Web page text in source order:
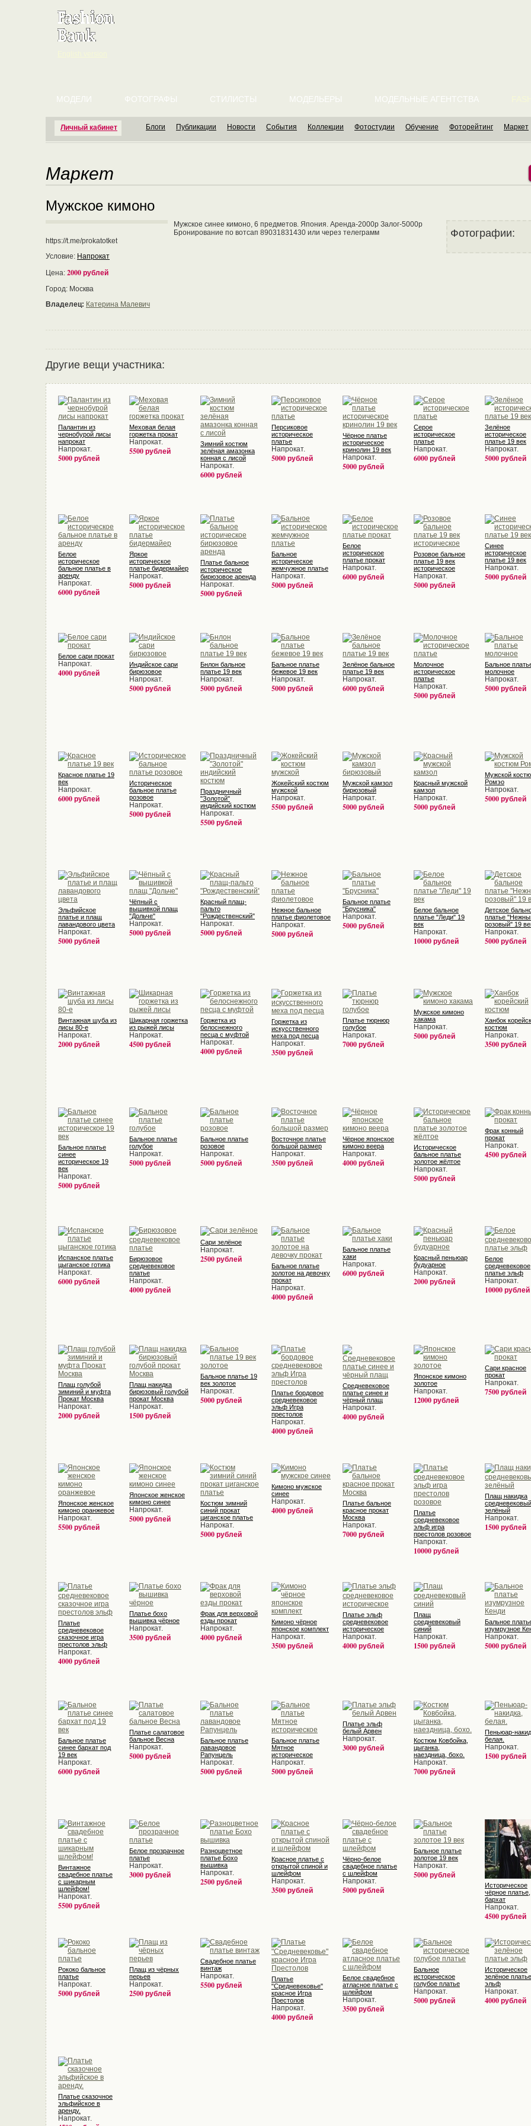
Личный кабинет
МОДЕЛИ ФОТОГРАФЫ СТИЛИСТЫ МОДЕЛЬЕРЫ МОДЕЛЬНЫЕ АГЕНТСТВА
Блоги Публикации Новости События Коллекции Фотостудии Обучение Фоторейтинг Маркет
Маркет
Мужское кимоно
Фотографии:
Мужское синее кимоно, 6 предметов. Япония. Аренда-2000р Залог-5000р
Бронирование по вотсап 89031831430 или через телеграмм
https://t.me/prokatotket
Условие: Напрокат
Цена: 2000 рублей
Город: Москва
Владелец: Катерина Малевич
Другие вещи участника:
Палантин из
чернобурой лисы
напрокат
Напрокат.
5000 рублей
Меховая белая
горжетка прокат
Напрокат.
5500 рублей
Зимний костюм
зелёная амазонка
конная с лисой
Напрокат.
6000 рублей
Персиковое
историческое
платье
Напрокат.
5000 рублей
Чёрное платье
историческое
кринолин 19 век
Напрокат.
5000 рублей
Серое
историческое
платье
Напрокат.
6000 рублей
Зелёное
историческое
платье 19 век
Напрокат.
5000 рублей
Белое
историческое
бальное платье в
аренду
Напрокат.
6000 рублей
Яркое
историческое
платье бидермайер
Напрокат.
5000 рублей
Платье бальное
историческое
бирюзовое аренда
Напрокат.
5000 рублей
Бальное
историческое
жемчужное платье
Напрокат.
5000 рублей
Белое
историческое
платье прокат
Напрокат.
6000 рублей
Розовое бальное
платье 19 век
историческое
Напрокат.
5000 рублей
Синее
историческое
платье 19 век
Напрокат.
5000 рублей
Белое сари прокат
Напрокат.
4000 рублей
Индийское сари
бирюзовое
Напрокат.
5000 рублей
Бнлон бальное
платье 19 век
Напрокат.
5000 рублей
Бальное платье
бежевое 19 век
Напрокат.
5000 рублей
Зелёное бальное
платье 19 век
Напрокат.
6000 рублей
Молочное
историческое
платье
Напрокат.
5000 рублей
Бальное
молочное
Напрокат.
5000 рублей
Красное платье 19
век
Напрокат.
6000 рублей
Историческое
бальное платье
розовое
Напрокат.
5000 рублей
Праздничный
"Золотой"
индийский костюм
Напрокат.
5500 рублей
Жокейский костюм
мужской
Напрокат.
5500 рублей
Мужской камзол
бирюзовый
Напрокат.
5000 рублей
Красный мужской
камзол
Напрокат.
5000 рублей
Мужской
Ромэо
Напрокат.
5000 рублей
Эльфийское
платье и плащ
лавандового цвета
Напрокат.
5000 рублей
Чёпный с
вышивкой плащ
"Дольче"
Напрокат.
5000 рублей
Красный плащ-
пальто
"Рождественский"
Напрокат.
5000 рублей
Нежное бальное
платье фиолетовое
Напрокат.
5000 рублей
Бальное платье
"Брусника"
Напрокат.
5000 рублей
Белое бальное
платье "Леди" 19
век
Напрокат.
10000 рублей
Детское
платье
розовый" 19
Напрокат.
5000 рублей
Винтажная шуба из
лисы 80-е
Напрокат.
2000 рублей
Шикарная горжетка
из рыжей лисы
Напрокат.
4500 рублей
Горжетка из
белоснежного
песца с муфтой
Напрокат.
4000 рублей
Горжетка из
искусственного
меха под песца
Напрокат.
3500 рублей
Платье тюрнюр
голубое
Напрокат.
7000 рублей
Мужское кимоно
хакама
Напрокат.
5000 рублей
Ханбок
костюм
Напрокат.
3500 рублей
Бальное платье
синее
историческое 19
век
Напрокат.
5000 рублей
Бальное платье
голубое
Напрокат.
5000 рублей
Бальное платье
розовое
Напрокат.
5000 рублей
Восточное платье
большой размер
Напрокат.
3500 рублей
Чёрное японское
кимоно веера
Напрокат.
4000 рублей
Историческое
бальное платье
золотое жёлтое
Напрокат.
5000 рублей
Фрак конный
прокат
Напрокат.
4500 рублей
Испанское платье
цыганское готика
Напрокат.
6000 рублей
Бирюзовое
средневековое
платье
Напрокат.
4000 рублей
Сари зелёное
Напрокат.
2500 рублей
Бальное платье
золотое на девочку
прокат
Напрокат.
4000 рублей
Бальное платье
хаки
Напрокат.
6000 рублей
Красный пеньюар
будуарное
Напрокат.
2000 рублей
Белое
средневековое
платье эльф
Напрокат.
10000 рублей
Плащ голубой
зиминий и муфта
Прокат Москва
Напрокат.
2000 рублей
Плащ накидка
бирюзовый голубой
прокат Москва
Напрокат.
1500 рублей
Бальное платье 19
век золотое
Напрокат.
5000 рублей
Платье бордовое
средневековое
эльф Игра
престолов
Напрокат.
4000 рублей
Средневековое
платье синее и
чёрный плащ
Напрокат.
4000 рублей
Японское кимоно
золотое
Напрокат.
12000 рублей
Сари красное
прокат
Напрокат.
7500 рублей
Японское женское
кимоно оранжевое
Напрокат.
5500 рублей
Японское женское
кимоно синее
Напрокат.
5000 рублей
Костюм зимний
синий прокат
циганское платье
Напрокат.
5000 рублей
Кимоно мужское
синее
Напрокат.
4000 рублей
Платье бальное
красное прокат
Москва
Напрокат.
7000 рублей
Платье
средневековое
эльф игра
престолов розовое
Напрокат.
10000 рублей
Плащ накидка
средневековый
зелёный
Напрокат.
1500 рублей
Платье
средневековое
сказочное игра
престолов эльф
Напрокат.
4000 рублей
Платье бохо
вышивка чёрное
Напрокат.
3500 рублей
Фрак для верховой
езды прокат
Напрокат.
4000 рублей
Кимоно чёрное
японское комплект
Напрокат.
3500 рублей
Платье эльф
средневековое
историческое
Напрокат.
4000 рублей
Плащ
средневековый
синий
Напрокат.
1500 рублей
Бальное
изумрузное
Напрокат.
5000 рублей
Бальное платье
синее бархат под
19 век
Напрокат.
6000 рублей
Платье салатовое
бальное Весна
Напрокат.
5000 рублей
Бальное платье
лавандовое
Рапунцель
Напрокат.
5000 рублей
Бальное платье
Мятное
историческое
Напрокат.
5000 рублей
Платье эльф
белый Арвен
Напрокат.
3000 рублей
Костюм Ковбойка,
цыганка,
наездница, бохо.
Напрокат.
7000 рублей
Пеньюар-
белая.
Напрокат.
1500 рублей
Винтажное
свадебное платье
с шикарным
шлейфом!
Напрокат.
5500 рублей
Белое прозрачное
платье
Напрокат.
3000 рублей
Разноцветное
платье Бохо
вышивка
Напрокат.
2500 рублей
Красное платье с
открытой спиной и
шлейфом
Напрокат.
3500 рублей
Чёрно-белое
свадебное платье
с шлейфом
Напрокат.
5000 рублей
Бальное платье
золотое 19 век
Напрокат.
5000 рублей
Историческое
чёрное платье,
бархат
Напрокат.
4500 рублей
Рококо бальное
платье
Напрокат.
5000 рублей
Плащ из чёрных
перьев
Напрокат.
2500 рублей
Свадебное платье
винтаж
Напрокат.
5500 рублей
Платье
"Средневековье"
красное Игра
Престолов
Напрокат.
4000 рублей
Белое свадебное
атласное платье с
шлейфом
Напрокат.
3500 рублей
Бальное
историческое
голубое платье
Напрокат.
5000 рублей
Историческое
зелёное платье
эльф
Напрокат.
4000 рублей
Платье сказочное
эльфийское в
аренду.
Напрокат.